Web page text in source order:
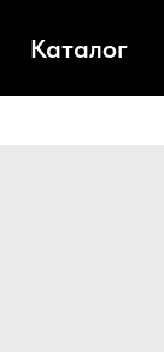
Каталог